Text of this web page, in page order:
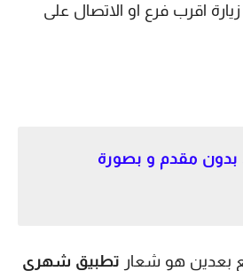
اقرب فرع او الاتصال على
بدون مقدم و بصورة
بعدين هو شعار تطبيق شهري